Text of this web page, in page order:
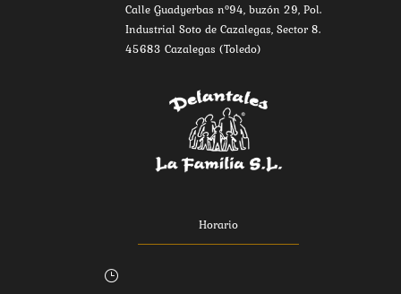
Calle Guadyerbas nº94, buzón 29, Pol.
Industrial Soto de Cazalegas, Sector 8.
45683 Cazalegas (Toledo)
Horario
}